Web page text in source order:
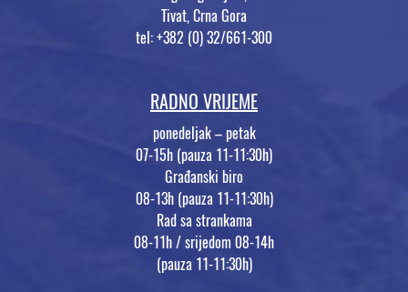
Tivat, Crna Gora
tel: +382 (0) 32/661-300
RADNO VRIJEME
ponedeljak – petak
07-15h (pauza 11-11:30h)
Građanski biro
08-13h (pauza 11-11:30h)
Rad sa strankama
08-11h / srijedom 08-14h
(pauza 11-11:30h)